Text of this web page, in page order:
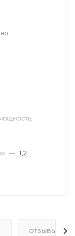
— 1,2
ОТЗЫВЫ